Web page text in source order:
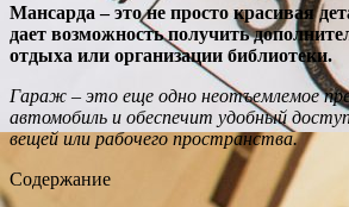
Мансарда – это не просто красивая
дает возможность получить
отдыха или организации библиотеки.
Гараж – это еще одно неотъемлемое
автомобиль и обеспечит удобный
вещей или рабочего пространства.
Содержание